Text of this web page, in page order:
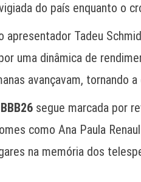
do país enquanto o
apresentador Tadeu
uma dinâmica de
avançavam, tornando
BBB26 segue marcada por
como Ana Paula
na memória dos